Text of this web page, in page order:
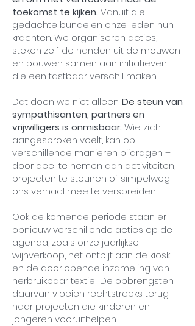
toekomst te kijken. Vanuit die
gedachte bundelen onze leden hun
krachten. We organiseren acties,
steken zelf de handen uit de mouwen
en bouwen samen aan initiatieven
die een tastbaar verschil maken.
Dat doen we niet alleen.De steun van
sympathisanten, partners en
vrijwilligers is onmisbaar. Wie zich
aangesproken voelt, kan op
verschillende manieren bijdragen –
door deel te nemen aan activiteiten,
projecten te steunen of simpelweg
ons verhaal mee te verspreiden.
Ook de komende periode staan er
opnieuw verschillende acties op de
agenda, zoals onze jaarlijkse
wijnverkoop, het ontbijt aan de kiosk
en de doorlopende inzameling van
herbruikbaar textiel. De opbrengsten
daarvan vloeien rechtstreeks terug
naar projecten die kinderen en
jongeren vooruithelpen.